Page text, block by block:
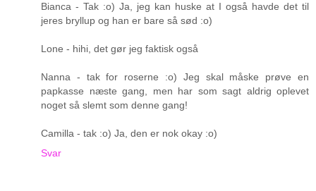
Bianca - Tak :o) Ja, jeg kan huske at I også havde det til
jeres bryllup og han er bare så sød :o)
Lone - hihi, det gør jeg faktisk også
Nanna - tak for roserne :o) Jeg skal måske prøve en
papkasse næste gang, men har som sagt aldrig oplevet
noget så slemt som denne gang!
Camilla - tak :o) Ja, den er nok okay :o)
Svar